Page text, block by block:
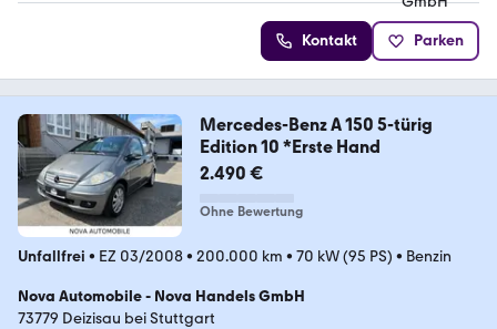
Kontakt Parken
Mercedes-Benz A 150 5-türig
Edition 10 *Erste Hand
2.490 €
Ohne Bewertung
Unfallfrei • EZ 03/2008• 200.000 km • 70 kW (95 PS) • Benzin
Nova Automobile - Nova Handels GmbH
73779 Deizisau bei Stuttgart